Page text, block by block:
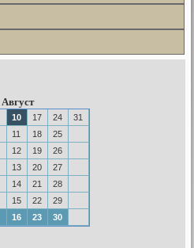
Август
10 17 24
31
11 18
25
12 19
26
13 20
27
14 21
28
15 22
29
16 23 30